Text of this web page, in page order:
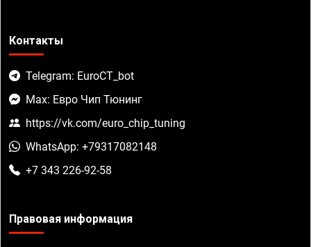
Контакты
Telegram: EuroCT_bot
Max: Евро Чип Тюнинг
https://vk.com/euro_chip_tuning
WhatsApp: +79317082148
+7 343 226-92-58
Правовая информация